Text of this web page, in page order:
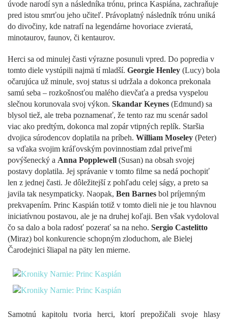
úvode narodí syn a následníka trónu, princa Kaspiána, zachraňuje
pred istou smrťou jeho učiteľ. Právoplatný následník trónu uniká
do divočiny, kde natrafí na legendárne hovoriace zvieratá,
minotaurov, faunov, či kentaurov.
Herci sa od minulej časti výrazne posunuli vpred. Do popredia v
tomto diele vystúpili najmä tí mladší. Georgie Henley (Lucy) bola
očarujúca už minule, svoj status si udržala a dokonca prekonala
samú seba – rozkošnosťou malého dievčaťa a predsa vyspelou
slečnou korunovala svoj výkon. Skandar Keynes (Edmund) sa
blysol tiež, ale treba poznamenať, že tento raz mu scenár sadol
viac ako predtým, dokonca mal zopár vtipných replík. Staršia
dvojica súrodencov doplatila na príbeh. William Moseley (Peter)
sa vďaka svojim kráľovským povinnostiam zdal priveľmi
povýšenecký a Anna Popplewell (Susan) na obsah svojej
postavy doplatila. Jej správanie v tomto filme sa nedá pochopiť
len z jednej časti. Je dôležitejší z pohľadu celej ságy, a preto sa
javila tak nesympaticky. Naopak, Ben Barnes bol príjemným
prekvapením. Princ Kaspián totiž v tomto dieli nie je tou hlavnou
iniciatívnou postavou, ale je na druhej koľaji. Ben však vydoloval
čo sa dalo a bola radosť pozerať sa na neho. Sergio Castelitto
(Miraz) bol konkurencie schopným zloduchom, ale Bielej
Čarodejnici šliapal na päty len mierne.
Samotnú kapitolu tvoria herci, ktorí prepožičali svoje hlasy